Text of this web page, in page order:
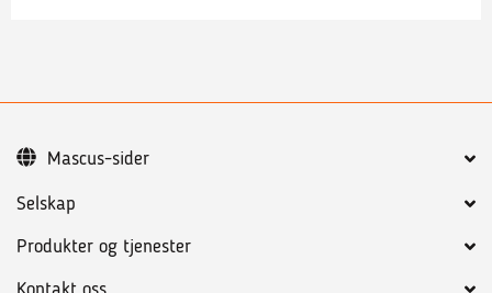
Selskap
Produkter og tjenester
Mascus-sider